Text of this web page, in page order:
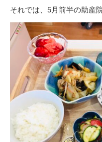
それでは、5月前半の助産